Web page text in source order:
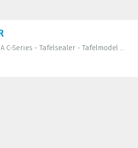
C-Series - Tafelsealer - Tafelmodel ...